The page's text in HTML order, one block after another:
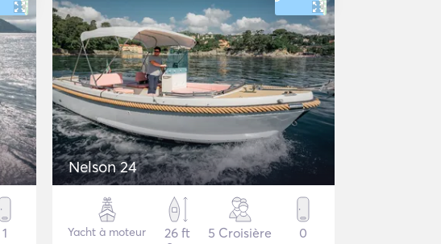
1
Nelson 24
Yacht à moteur
26 ft
5 Croisière 0